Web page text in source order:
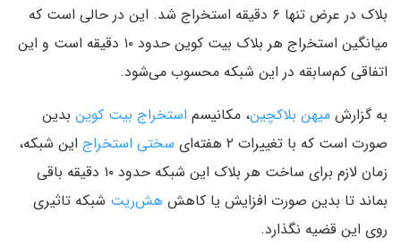
بلاک در عرض تنها ۶ دقیقه استخراج شد. این در حالی است که
میانگین استخراج هر بلاک بیت کوین حدود ۱۰ دقیقه است و این
اتفاقی کم‌سابقه در این شبکه محسوب می‌شود.
به گزارش میهن بلاکچین، مکانیسم استخراج بیت کوین بدین
صورت است که با تغییرات ۲ هفته‌ای
سختی استخراج این شبکه،
زمان لازم برای ساخت هر بلاک این شبکه حدود ۱۰ دقیقه باقی
بماند تا بدین صورت افزایش یا کاهش هش‌ریت شبکه تاثیری
روی این قضیه نگذارد.